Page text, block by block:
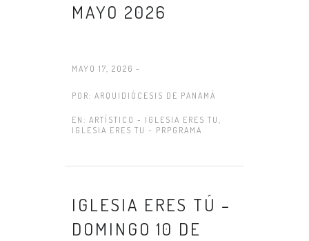
MAYO 2026
MAYO 17, 2026 -
POR: ARQUIDIÓCESIS DE PANAMÁ
EN: ARTÍSTICO - IGLESIA ERES TU ,
IGLESIA ERES TU - PRPGRAMA
IGLESIA ERES TÚ –
DOMINGO 10 DE